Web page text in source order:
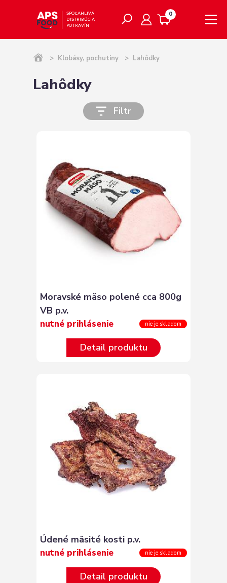
SPOĽAHLIVÁ
DISTRIBÚCIA
POTRAVÍN
0
> Klobásy, pochutiny > Lahôdky
Lahôdky
Filtr
Moravské mäso polené cca 800g
VB p.v.
nutné prihlásenie nie je skladom
Detail produktu
Údené mäsité kosti p.v.
nutné prihlásenie nie je skladom
Detail produktu